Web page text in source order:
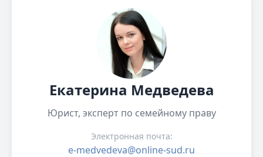
Екатерина Медведева
Юрист, эксперт по семейному праву
Электронная почта:
e-medvedeva@online-sud.ru